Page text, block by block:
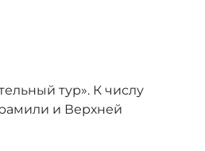
тур». К числу
и Верхней